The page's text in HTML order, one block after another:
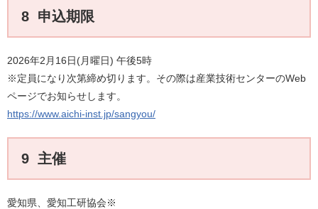
8 申込期限
2026年2月16日(月曜日) 午後5時
※定員になり次第締め切ります。その際は産業技術センターのWeb
ページでお知らせします。
https://www.aichi-inst.jp/sangyou/
9 主催
愛知県、愛知工研協会※